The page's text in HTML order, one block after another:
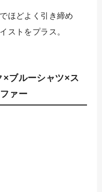
ほどよく引き締め
ストをプラス。
×ブルーシャツ×ス
ァー